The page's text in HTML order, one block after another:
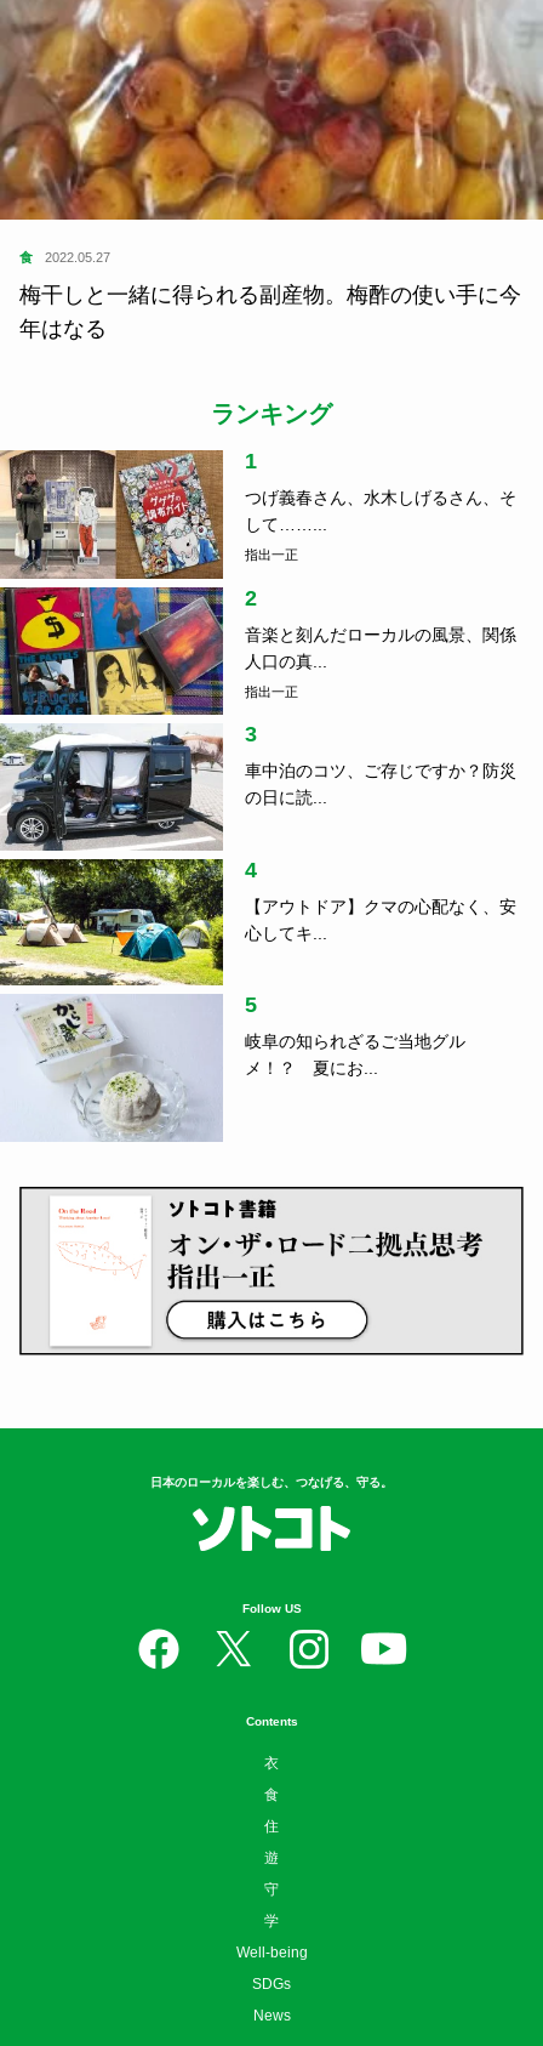
食 2022.05.27
梅干しと一緒に得られる副産物。梅酢の使い手に今
年はなる
ランキング
1
つげ義春さん、水木しげるさん、そ
して……...
指出一正
2
音楽と刻んだローカルの風景、関係
人口の真...
指出一正
3
車中泊のコツ、ご存じですか？防災
の日に読...
4
【アウトドア】クマの心配なく、安
心してキ...
5
岐阜の知られざるご当地グル
メ！？ 夏にお...
日本のローカルを楽しむ、つなげる、守る。
Follow US
Contents
衣
食
住
遊
守
学
Well-being
SDGs
News